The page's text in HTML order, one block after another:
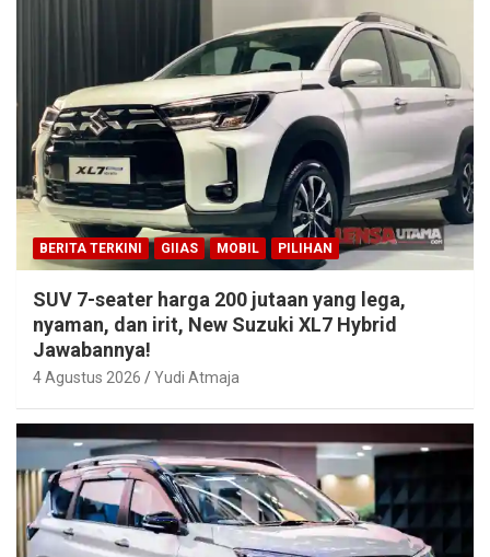
BERITA TERKINI GIIAS MOBIL PILIHAN
SUV 7-seater harga 200 jutaan yang lega,
nyaman, dan irit, New Suzuki XL7 Hybrid
Jawabannya!
4 Agustus 2026 Yudi Atmaja